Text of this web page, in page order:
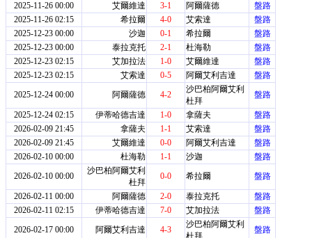
2025-11-26 00:00
艾爾維達 3-1 阿爾薩德
盤路
2025-11-26 02:15
希拉爾 4-0 艾索達
盤路
2025-12-23 00:00
沙迦 0-1 希拉爾
盤路
2025-12-23 00:00
泰拉克托 2-1 杜海勒
盤路
2025-12-23 02:15
艾加拉法 1-0 艾爾維達
盤路
2025-12-23 02:15
艾索達 0-5 阿爾艾利吉達
盤路
2025-12-24 00:00
阿爾薩德 4-2
沙巴柏阿爾艾利
杜拜
盤路
2025-12-24 02:15 伊蒂哈德吉達 1-0 拿薩夫
盤路
2026-02-09 21:45
拿薩夫 1-1 艾索達
盤路
2026-02-09 21:45
艾爾維達 0-0 阿爾艾利吉達
盤路
2026-02-10 00:00
杜海勒 1-1 沙迦
盤路
2026-02-10 00:00
沙巴柏阿爾艾利
杜拜
0-0 希拉爾 盤路
2026-02-11 00:00 阿爾薩德 2-0 泰拉克托
盤路
2026-02-11 02:15
伊蒂哈德吉達 7-0 艾加拉法
盤路
2026-02-17 00:00
阿爾艾利吉達 4-3
沙巴柏阿爾艾利
杜拜
盤路